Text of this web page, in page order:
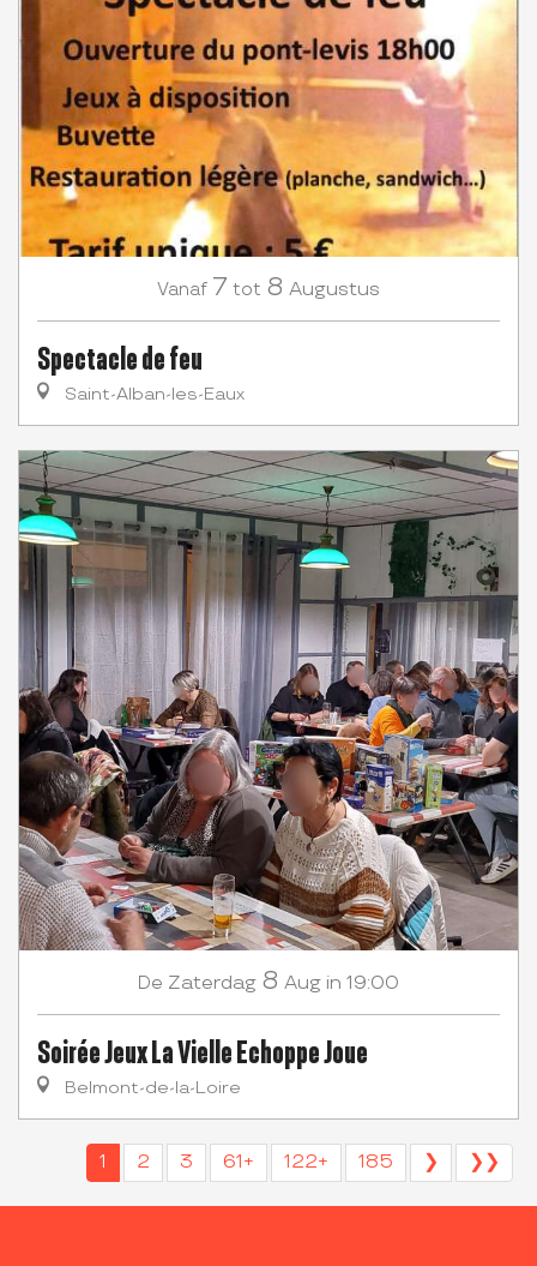
Vanaf 7 tot 8 Augustus
Spectacle de feu
Saint-Alban-les-Eaux
De Zaterdag 8 Aug in 19:00
Soirée Jeux La Vielle Echoppe Joue
Belmont-de-la-Loire
1 2 3 61+ 122+ 185 ❯ ❯❯